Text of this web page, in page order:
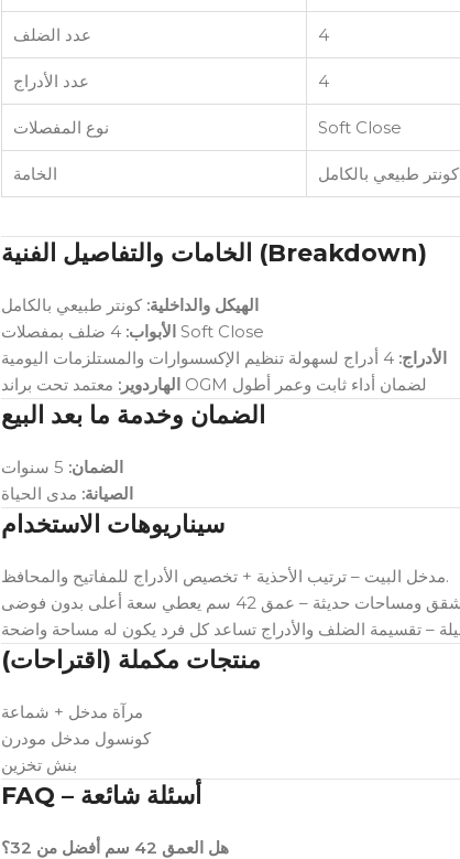
عدد الضلف 4
عدد الأدراج 4
نوع المفصلات Soft Close
الخامة كونتر طبيعي بالكامل
الخامات والتفاصيل الفنية (Breakdown)
الهيكل والداخلية: كونتر طبيعي بالكامل
الأبواب: 4 ضلف بمفصلات Soft Close
الأدراج:
الهاردوير:
معتمد تحت براند OGM لضمان أداء ثابت وعمر أطول
الضمان وخدمة ما بعد البيع
الضمان:
الصيانة: مدى الحياة
سيناريوهات الاستخدام
مدخل البيت – ترتيب الأحذية + تخصيص الأدراج للمفاتيح والمحافظ.
منتجات مكملة (اقتراحات)
مرآة مدخل + شماعة
كونسول مدخل مودرن
بنش تخزين
FAQ – أسئلة شائعة
هل العمق 42 سم أفضل من 32؟